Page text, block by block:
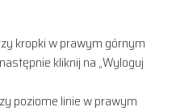
kropki w prawym górnym
kliknij na „Wyloguj
poziome linie w prawym